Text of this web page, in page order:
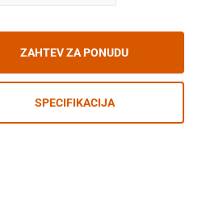
ZAHTEV ZA PONUDU
SPECIFIKACIJA